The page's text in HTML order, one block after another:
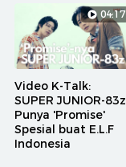
04:17
Video K-Talk:
SUPER JUNIOR-83z
Punya 'Promise'
Spesial buat E.L.F
Indonesia